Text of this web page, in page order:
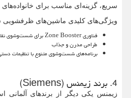
سریع، گزینه‌ای مناسب برای خانواده‌های
ویژگی‌های کلیدی ماشین‌های
فناوریZone Boosterبرای شست‌وشوی
طراحی مدرن و جذاب
برنامه‌های شست‌وشوی متنوع با تنظیمات
4. برند زیمنس ( Siemens
)
زیمنس یکی دیگر از برندهای آلمانی